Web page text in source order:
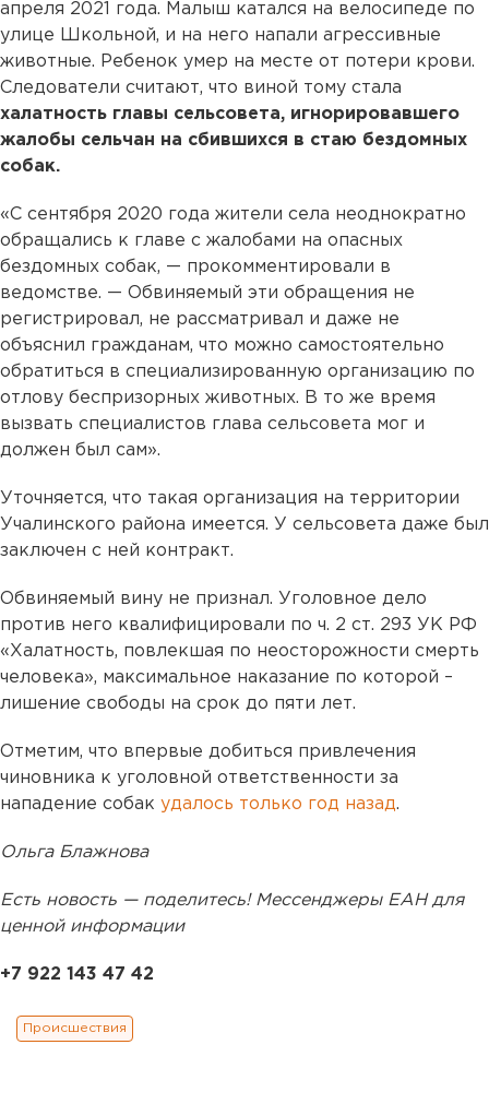
апреля 2021 года. Малыш катался на велосипеде по
улице Школьной, и на него напали агрессивные
животные. Ребенок умер на месте от потери крови.
Следователи считают, что виной тому стала
халатность главы сельсовета, игнорировавшего
жалобы сельчан на сбившихся в стаю бездомных
собак.
«С сентября 2020 года жители села неоднократно
обращались к главе с жалобами на опасных
бездомных собак, — прокомментировали в
ведомстве. — Обвиняемый эти обращения не
регистрировал, не рассматривал и даже не
объяснил гражданам, что можно самостоятельно
обратиться в специализированную организацию по
отлову беспризорных животных. В то же время
вызвать специалистов глава сельсовета мог и
должен был сам».
Уточняется, что такая организация на территории
Учалинского района имеется. У сельсовета даже был
заключен с ней контракт.
Обвиняемый вину не признал. Уголовное дело
против него квалифицировали по ч. 2 ст. 293 УК РФ
«Халатность, повлекшая по неосторожности смерть
человека», максимальное наказание по которой –
лишение свободы на срок до пяти лет.
Отметим, что впервые добиться привлечения
чиновника к уголовной ответственности за
нападение собак удалось только год назад.
Ольга Блажнова
Есть новость — поделитесь! Мессенджеры ЕАН для
ценной информации
+7 922 143 47 42
Происшествия